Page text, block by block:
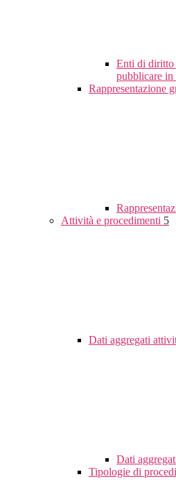
Enti di diritto
pubblicare in
Rappresentazione
Attività e procedimenti 5
Dati aggregati
Dati
Tipologie di